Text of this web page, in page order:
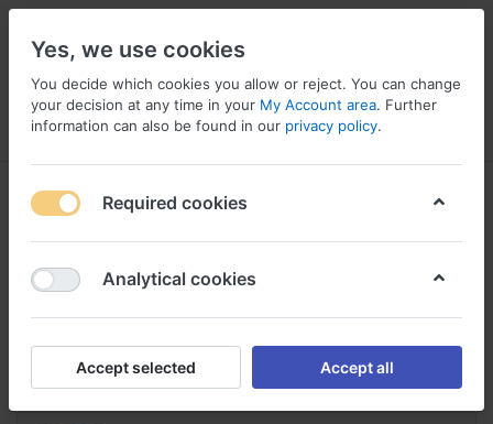
Menu Log in Compare Wishlist
cialis ou acheter en ligne meilleur
site commande cialis
Reply
Yes, we use cookies
You decide which cookies you allow or reject. You can change
your decision at any time in your My Account area. Further
information can also be found in our privacy policy.
Required cookies
Analytical cookies
Accept selected Accept all